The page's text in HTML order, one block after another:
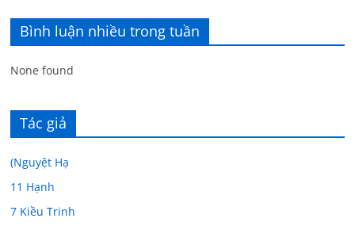
Bình luận nhiều trong tuần
None found
Tác giả
(Nguyệt Hạ
11 Hạnh
7 Kiều Trinh